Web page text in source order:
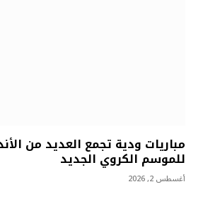
مباريات ودية تجمع العديد من
للموسم الكروي الجديد
أغسطس 2, 2026